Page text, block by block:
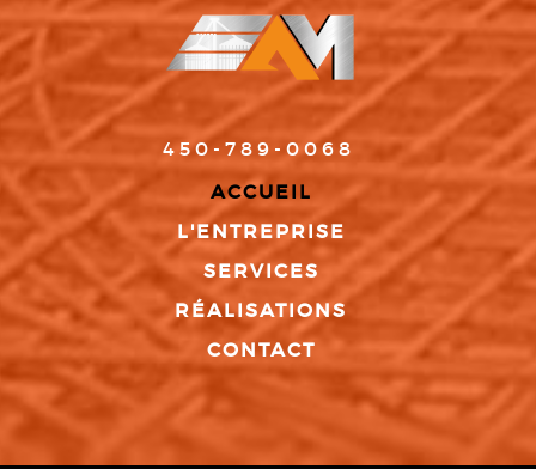
450-789-0068
ACCUEIL
L'ENTREPRISE
SERVICES
RÉALISATIONS
CONTACT